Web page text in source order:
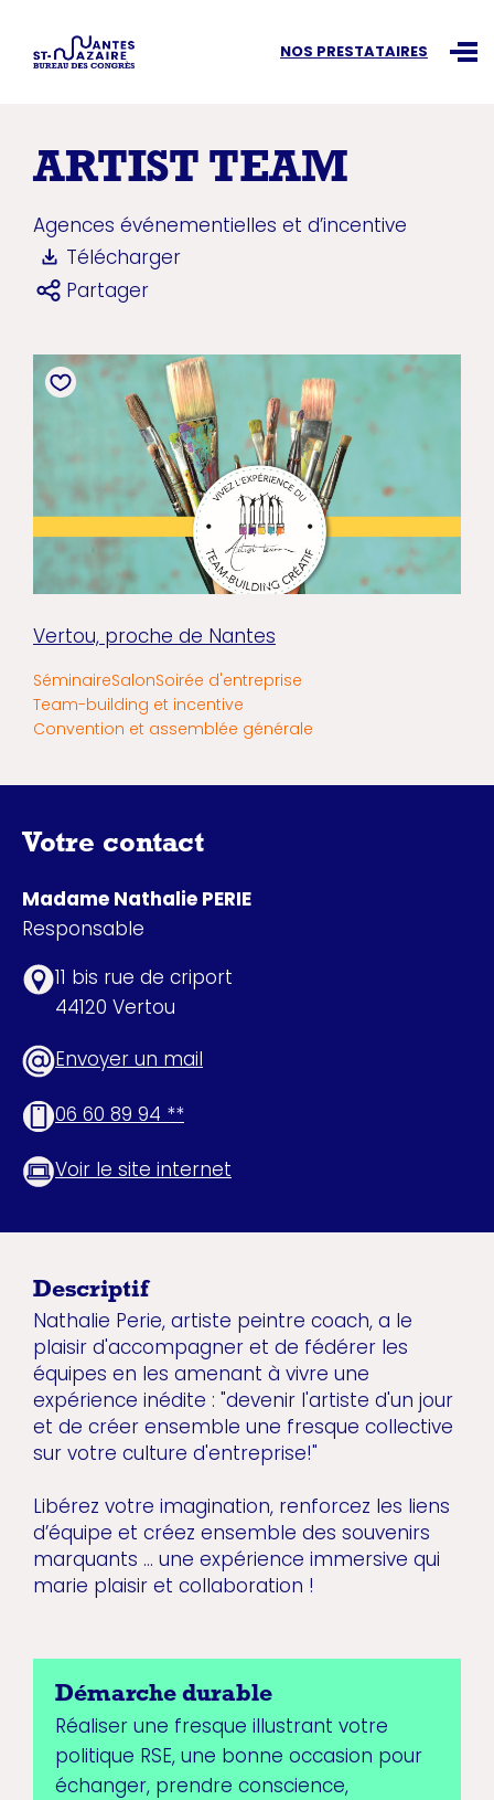
NOS PRESTATAIRES
ARTIST TEAM
Agences événementielles et d’incentive
Télécharger
Partager
Vertou, proche de Nantes
SéminaireSalonSoirée d'entreprise
Team-building et incentive
Convention et assemblée générale
Votre contact
Madame Nathalie PERIE
Responsable
11 bis rue de criport
44120 Vertou
Envoyer un mail
06 60 89 94 **
Voir le site internet
Descriptif
Nathalie Perie, artiste peintre coach, a le
plaisir d'accompagner et de fédérer les
équipes en les amenant à vivre une
expérience inédite : "devenir l'artiste d'un jour
et de créer ensemble une fresque collective
sur votre culture d'entreprise!"
Libérez votre imagination, renforcez les liens
d’équipe et créez ensemble des souvenirs
marquants … une expérience immersive qui
marie plaisir et collaboration !
Démarche durable
Réaliser une fresque illustrant votre
politique RSE, une bonne occasion pour
échanger, prendre conscience,